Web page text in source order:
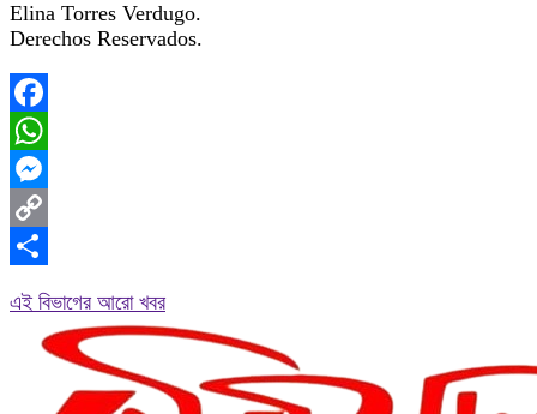
Elina Torres Verdugo.
Derechos Reservados.
Facebook
WhatsApp
Messenger
Copy
এই বিভাগের আরো খবর